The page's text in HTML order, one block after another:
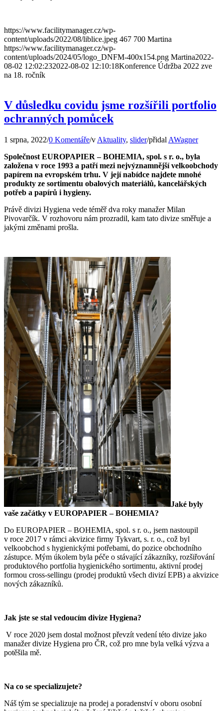
https://www.facilitymanager.cz/wp-
content/uploads/2022/08/liblice.jpeg 467 700 Martina
https://www.facilitymanager.cz/wp-
content/uploads/2024/05/logo_DNFM-400x154.png Martina2022-
08-02 12:02:232022-08-02 12:10:18Konference Údržba 2022 zve
na 18. ročník
V důsledku covidu jsme rozšířili portfolio
ochranných pomůcek
1 srpna, 2022/0 Komentáře/v Aktuality, slider/přidal AWagner
Společnost EUROPAPIER – BOHEMIA, spol. s r. o., byla
založena v roce 1993 a patří mezi nejvýznamnější velkoobchody
papírem na evropském trhu. V její nabídce najdete mnohé
produkty ze sortimentu obalových materiálů, kancelářských
potřeb a papírů i hygieny.
Právě divizi Hygiena vede téměř dva roky manažer Milan
Pivovarčík. V rozhovoru nám prozradil, kam tato divize směřuje a
jakými změnami prošla.
Jaké byly
vaše začátky v EUROPAPIER – BOHEMIA?
Do EUROPAPIER – BOHEMIA, spol. s r. o., jsem nastoupil
v roce 2017 v rámci akvizice firmy Tykvart, s. r. o., což byl
velkoobchod s hygienickými potřebami, do pozice obchodního
zástupce. Mým úkolem byla péče o stávající zákazníky, rozšiřování
produktového portfolia hygienického sortimentu, aktivní prodej
formou cross-sellingu (prodej produktů všech divizí EPB) a akvizice
nových zákazníků.
Jak jste se stal vedoucím divize Hygiena?
V roce 2020 jsem dostal možnost převzít vedení této divize jako
manažer divize Hygiena pro ČR, což pro mne byla velká výzva a
potěšila mě.
Na co se specializujete?
Náš tým se specializuje na prodej a poradenství v oboru osobní